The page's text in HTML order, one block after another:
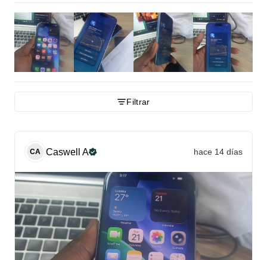
Filtrar
CA Caswell A hace 14 días